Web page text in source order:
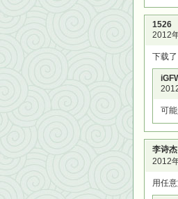
1526
2012
下载
可
李诗杰
2012
用任